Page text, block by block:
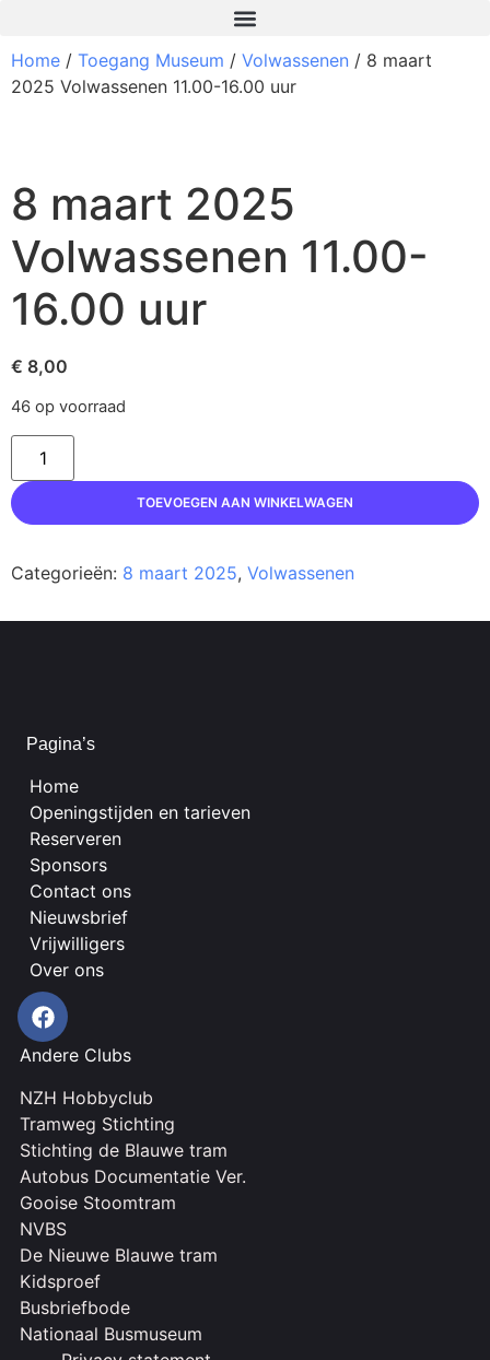
Home / Toegang Museum / Volwassenen / 8 maart
2025 Volwassenen 11.00-16.00 uur
8 maart 2025
Volwassenen 11.00-
16.00 uur
€ 8,00
46 op voorraad
TOEVOEGEN AAN WINKELWAGEN
Categorieën: 8 maart 2025, Volwassenen
Pagina’s
Home
Openingstijden en tarieven
Reserveren
Sponsors
Contact ons
Nieuwsbrief
Vrijwilligers
Over ons
Andere Clubs
NZH Hobbyclub
Tramweg Stichting
Stichting de Blauwe tram
Autobus Documentatie Ver.
Gooise Stoomtram
NVBS
De Nieuwe Blauwe tram
Kidsproef
Busbriefbode
Nationaal Busmuseum